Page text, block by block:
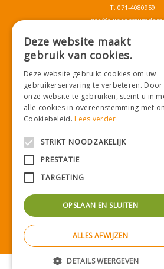
T. 071-4080959
E.
Download onze
Betaalinformatie
Privacy policy
Green Solutions|
Deze website maakt
gebruik van cookies.
Deze website gebruikt cookies om uw
gebruikerservaring te verbeteren. Door
onze website te gebruiken, stemt u in
alle cookies in overeenstemming met
Cookiebeleid.Lees verder
STRIKT NOODZAKELIJK
PRESTATIE
TARGETING
OPSLAAN EN SLUITEN
ALLES AFWIJZEN
DETAILS WEERGEVEN